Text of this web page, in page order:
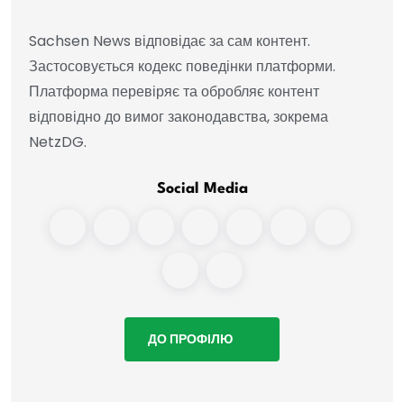
Sachsen News відповідає за сам контент.
Застосовується кодекс поведінки платформи.
Платформа перевіряє та обробляє контент
відповідно до вимог законодавства, зокрема
NetzDG.
Social Media
ДО ПРОФІЛЮ